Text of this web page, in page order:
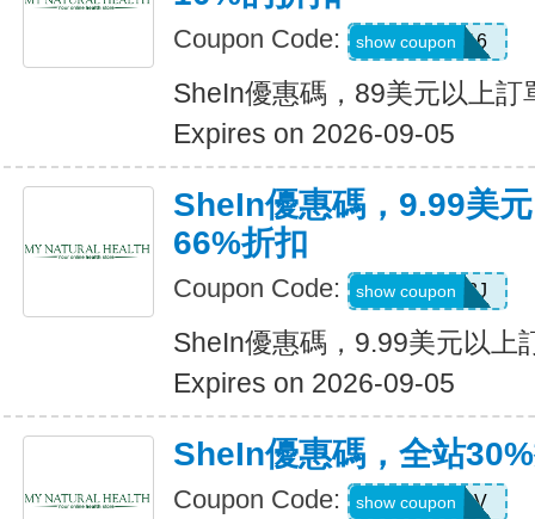
Coupon Code: febnb16
show coupon
SheIn優惠碼，89美元以上訂
Expires on 2026-09-05
SheIn優惠碼，9.99美
66%折扣
Coupon Code: VJTWP3J
show coupon
SheIn優惠碼，9.99美元以上
Expires on 2026-09-05
SheIn優惠碼，全站
Coupon Code: W2CB88V
show coupon